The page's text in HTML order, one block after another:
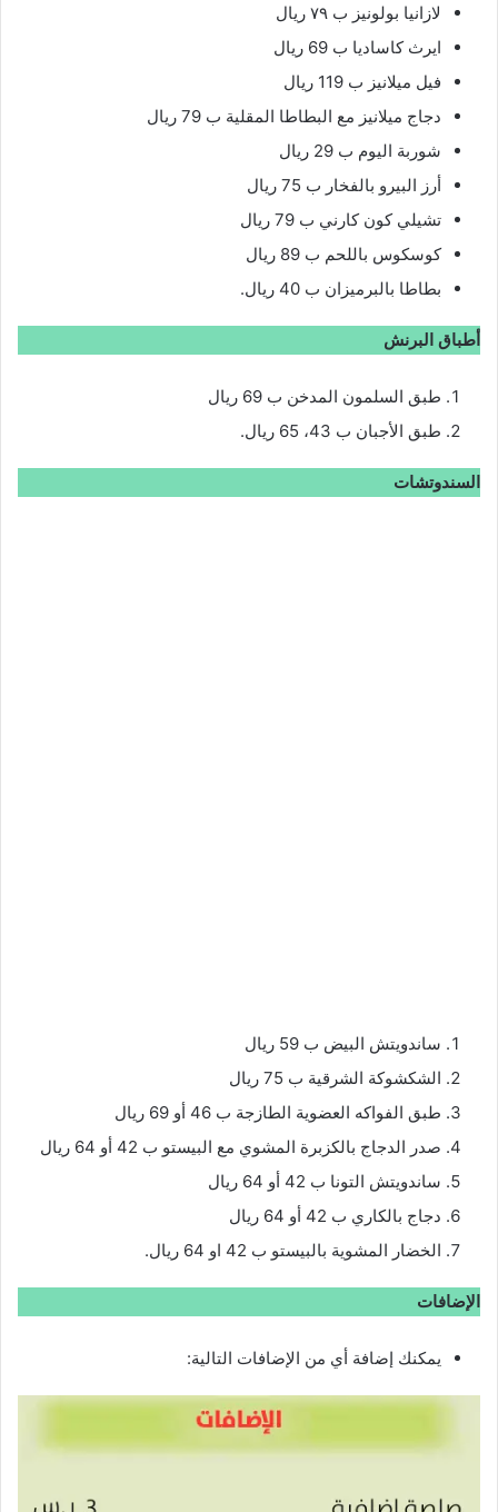
لازانيا بولونيز ب ٧٩ ريال
ايرث كاساديا ب 69 ريال
فيل ميلانيز ب 119 ريال
دجاج ميلانيز مع البطاطا المقلية ب 79 ريال
شوربة اليوم ب 29 ريال
أرز البيرو بالفخار ب 75 ريال
تشيلي كون كارني ب 79 ريال
كوسكوس باللحم ب 89 ريال
بطاطا بالبرميزان ب 40 ريال.
أطباق البرنش
طبق السلمون المدخن ب 69 ريال
طبق الأجبان ب 43، 65 ريال.
السندوتشات
ساندويتش البيض ب 59 ريال
الشكشوكة الشرقية ب 75 ريال
طبق الفواكه العضوية الطازجة ب 46 أو 69 ريال
صدر الدجاج بالكزبرة المشوي مع البيستو ب 42 أو 64 ريال
ساندويتش التونا ب 42 أو 64 ريال
دجاج بالكاري ب 42 أو 64 ريال
الخضار المشوية بالبيستو ب 42 او 64 ريال.
الإضافات
يمكنك إضافة أي من الإضافات التالية: